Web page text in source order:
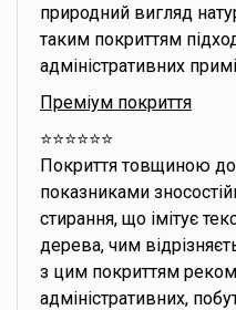
природний вигляд
таким покриттям
адміністративних
Преміум покриття
⭐️⭐️⭐️⭐️⭐️⭐️
Покриття товщиною
показниками
стирання, що імітує
дерева, чим
з цим покриттям
адміністративних,